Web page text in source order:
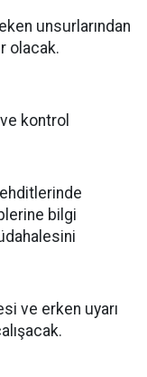
unsurlarından
olacak.
kontrol
bilgi
ve erken uyarı